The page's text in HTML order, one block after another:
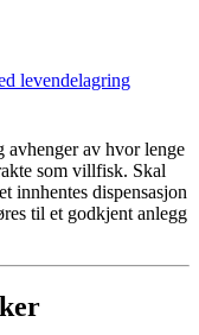
levendelagring
av hvor lenge
som villfisk. Skal
innhentes dispensasjon
til et godkjent anlegg